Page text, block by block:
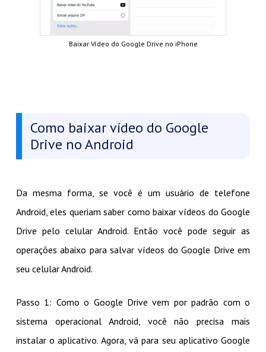
Baixar Vídeo do Google Drive no iPhone
Como baixar vídeo do Google
Drive no Android
Da mesma forma, se você é um usuário de telefone
Android, eles queriam saber como baixar vídeos do Google
Drive pelo celular Android. Então você pode seguir as
operações abaixo para salvar vídeos do Google Drive em
seu celular Android.
Passo 1: Como o Google Drive vem por padrão com o
sistema operacional Android, você não precisa mais
instalar o aplicativo. Agora, vá para seu aplicativo Google